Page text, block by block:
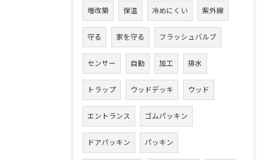
増改築 保温 冷めにくい 紫外線
守る 家を守る フラッシュバルブ
センサー 自動 加工 排水
トラップ ウッドデッキ ウッド
エントランス ゴムパッキン
ドアパッキン パッキン